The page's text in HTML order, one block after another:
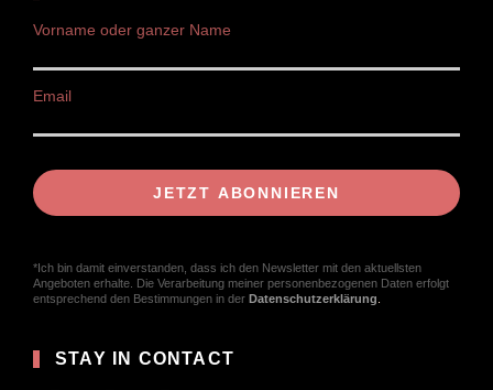
STAY IN CONTACT
Vorname oder ganzer Name
Email
*Ich bin damit einverstanden, dass ich den Newsletter mit den aktuellsten
Angeboten erhalte. Die Verarbeitung meiner personenbezogenen Daten erfolgt
entsprechend den Bestimmungen in der Datenschutzerklärung